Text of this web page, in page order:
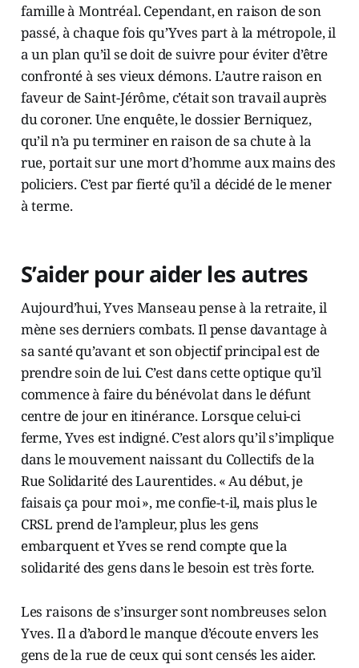
famille à Montréal. Cependant, en raison de son
passé, à chaque fois qu’Yves part à la métropole, il
a un plan qu’il se doit de suivre pour éviter d’être
confronté à ses vieux démons. L’autre raison en
faveur de Saint-Jérôme, c’était son travail auprès
du coroner. Une enquête, le dossier Berniquez,
qu’il n’a pu terminer en raison de sa chute à la
rue, portait sur une mort d’homme aux mains des
policiers. C’est par fierté qu’il a décidé de le mener
à terme.
S’aider pour aider les autres
Aujourd’hui, Yves Manseau pense à la retraite, il
mène ses derniers combats. Il pense davantage à
sa santé qu’avant et son objectif principal est de
prendre soin de lui. C’est dans cette optique qu’il
commence à faire du bénévolat dans le défunt
centre de jour en itinérance. Lorsque celui-ci
ferme, Yves est indigné. C’est alors qu’il s’implique
dans le mouvement naissant du Collectifs de la
Rue Solidarité des Laurentides. « Au début, je
faisais ça pour moi », me confie-t-il, mais plus le
CRSL prend de l’ampleur, plus les gens
embarquent et Yves se rend compte que la
solidarité des gens dans le besoin est très forte.
Les raisons de s’insurger sont nombreuses selon
Yves. Il a d’abord le manque d’écoute envers les
gens de la rue de ceux qui sont censés les aider.